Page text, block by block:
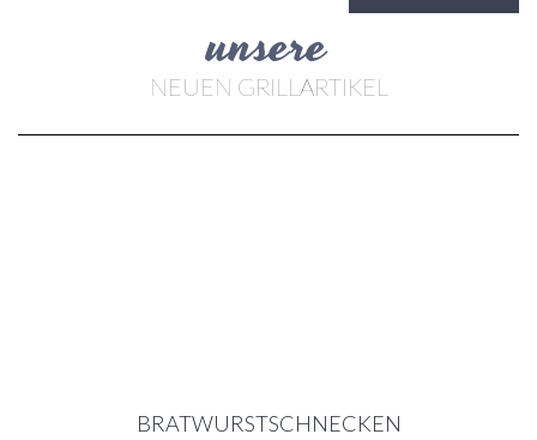
unsere
NEUEN GRILLARTIKEL
BRATWURSTSCHNECKEN